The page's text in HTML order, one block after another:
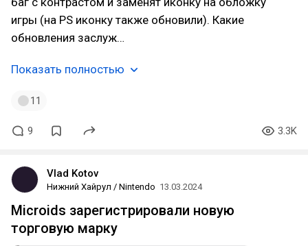
игры (на PS иконку также обновили). Какие
обновления заслуж…
Показать полностью
11
9 3.3K
Vlad Kotov
Нижний Хайрул / Nintendo 13.03.2024
Microids зарегистрировали новую
торговую марку